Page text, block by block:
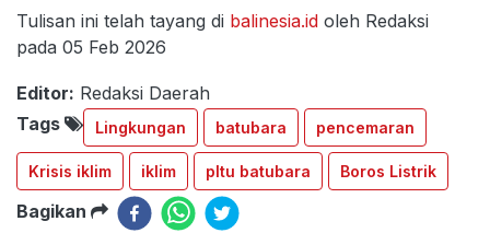
Tulisan ini telah tayang di balinesia.id oleh Redaksi
pada 05 Feb 2026
Editor: Redaksi Daerah
Tags
Lingkungan batubara pencemaran
Krisis iklim iklim pltu batubara Boros Listrik
Bagikan